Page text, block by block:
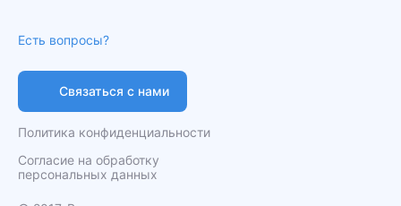
Политика конфиденциальности
Согласие на обработку
персональных данных
Есть вопросы?
Связаться с нами